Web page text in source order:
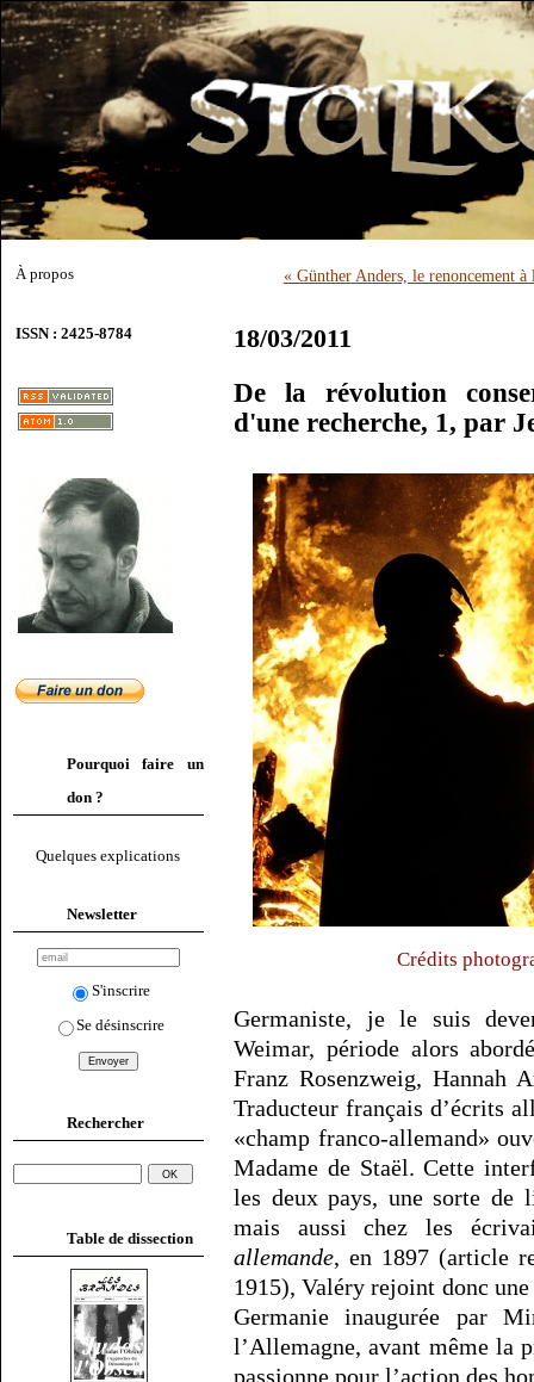
À propos
ISSN : 2425-8784
Pourquoi faire un
don ?
Quelques explications
Newsletter
S'inscrire
Se désinscrire
Rechercher
Table de dissection
« Günther Anders, le renoncement
18/03/2011
De la révolution
d'une recherche, 1, par
Crédits
Germaniste, je le suis
Weimar, période alors
Franz Rosenzweig, Hannah
Traducteur français d’écrits
«champ franco-allemand»
Madame de Staël. Cette
les deux pays, une sorte de
mais aussi chez les
allemande, en 1897 (article
1915), Valéry rejoint donc
Germanie inaugurée par
l’Allemagne, avant même la
passionne pour l’action des